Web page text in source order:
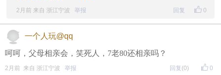
0
2月前 来自 浙江宁波 举报 回复
一个人玩@qq
呵呵，父母相亲会，笑死人，7老80还相亲吗？
0
2月前 来自 浙江宁波 举报 回复 (0)